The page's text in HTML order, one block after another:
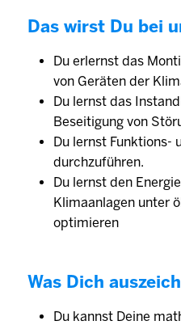
Das wirst Du bei
Du erlernst das
von Geräten der
Du lernst das
Beseitigung von
Du lernst Funktions-
durchzuführen.
Du lernst den
Klimaanlagen unter
optimieren
Was Dich
Du kannst Deine